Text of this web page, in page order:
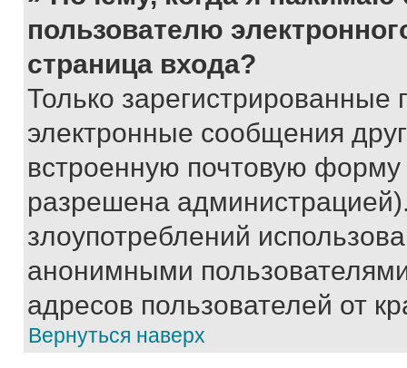
пользователю
страница входа?
Только зарегистрированные
электронные сообщения
встроенную почтовую
разрешена
злоупотреблений
анонимными
адресов пользователей от
Вернуться наверх